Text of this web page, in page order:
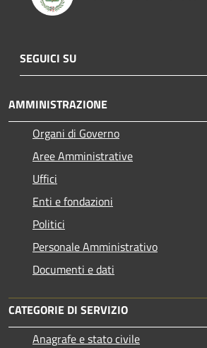
SEGUICI SU
AMMINISTRAZIONE
Organi di Governo
Aree Amministrative
Uffici
Enti e fondazioni
Politici
Personale Amministrativo
Documenti e dati
CATEGORIE DI SERVIZIO
Anagrafe e stato civile